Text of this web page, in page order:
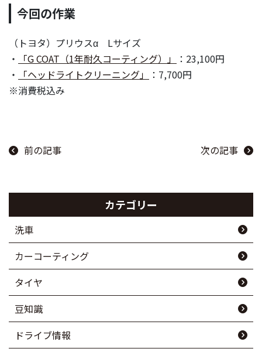
今回の作業
（トヨタ）プリウスα Lサイズ
・
「G COAT（1年耐久コーティング）」
：23,100円
・
「ヘッドライトクリーニング」
：7,700円
※消費税込み
前の記事 次の記事
カテゴリー
洗車
カーコーティング
タイヤ
豆知識
ドライブ情報